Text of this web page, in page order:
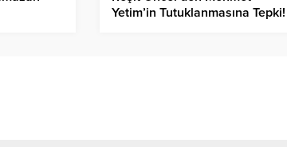
Yetim’in Tutuklanmasına Tepki!